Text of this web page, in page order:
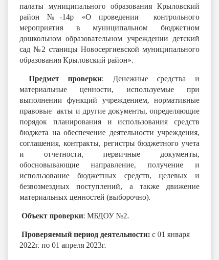
палаты муниципального образования Крыловский
район №-14р «О проведении контрольного
мероприятия в муниципальном бюджетном
дошкольном образовательном учреждении детский
сад №2 станицы Новосергиевской муниципального
образования Крыловский район».
Предмет проверки: Денежные средства и
материальные ценности, используемые при
выполнении функций учреждением, нормативные
правовые акты и другие документы, определяющие
порядок планирования и использования средств
бюджета на обеспечение деятельности учреждения,
соглашения, контракты, регистры бюджетного учета
и отчетности, первичные документы,
обосновывающие направление, получение и
использование бюджетных средств, целевых и
безвозмездных поступлений, а также движение
материальных ценностей (выборочно).
Объект проверки: МБДОУ №2.
Проверяемый период деятельности: с 01 января
2022г. по 01 апреля 2023г.